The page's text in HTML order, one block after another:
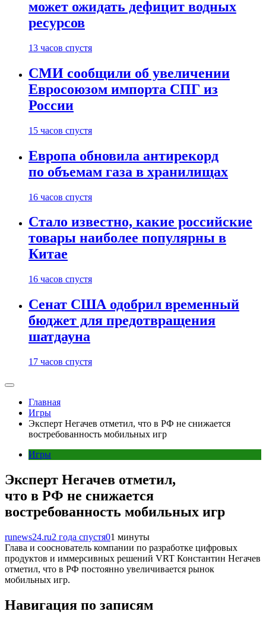
может ожидать дефицит водных
ресурсов
13 часов спустя
СМИ сообщили об увеличении
Евросоюзом импорта СПГ из
России
15 часов спустя
Европа обновила антирекорд
по объемам газа в хранилищах
16 часов спустя
Стало известно, какие российские
товары наиболее популярны в
Китае
16 часов спустя
Сенат США одобрил временный
бюджет для предотвращения
шатдауна
17 часов спустя
Главная
Игры
Эксперт Негачев отметил, что в РФ не снижается
востребованность мобильных игр
Игры
Эксперт Негачев отметил,
что в РФ не снижается
востребованность мобильных игр
runews24.ru2 года спустя01 минуты
Глава и сооснователь компании по разработке цифровых
продуктов и иммерсивных решений VRT Константин Негачев
отметил, что в РФ постоянно увеличивается рынок
мобильных игр.
Навигация по записям